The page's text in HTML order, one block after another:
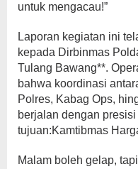
untuk mengacau!”
Laporan kegiatan ini
kepada Dirbinmas
Tulang Bawang**.
bahwa koordinasi
Polres, Kabag Ops,
berjalan dengan
tujuan:Kamtibmas
Malam boleh gelap,